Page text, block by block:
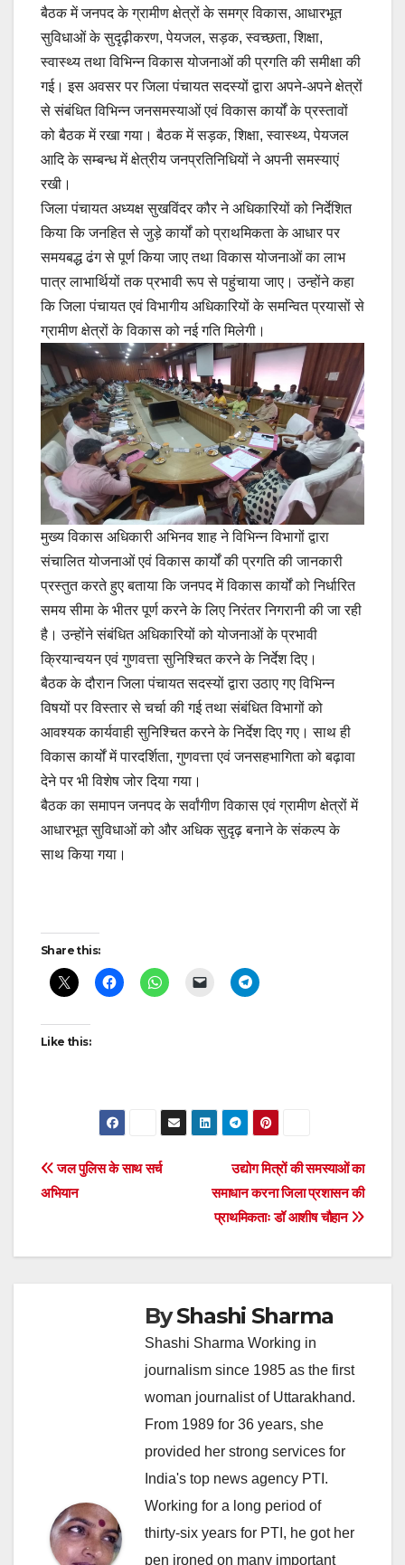
बैठक में जनपद के ग्रामीण क्षेत्रों के समग्र विकास, आधारभूत
सुविधाओं के सुदृढ़ीकरण, पेयजल, सड़क, स्वच्छता, शिक्षा,
स्वास्थ्य तथा विभिन्न विकास योजनाओं की प्रगति की समीक्षा की
गई। इस अवसर पर जिला पंचायत सदस्यों द्वारा अपने-अपने क्षेत्रों
से संबंधित विभिन्न जनसमस्याओं एवं विकास कार्यों के प्रस्तावों
को बैठक में रखा गया। बैठक में सड़क, शिक्षा, स्वास्थ्य, पेयजल
आदि के सम्बन्ध में क्षेत्रीय जनप्रतिनिधियों ने अपनी समस्याएं
रखी।
जिला पंचायत अध्यक्ष सुखविंदर कौर ने अधिकारियों को निर्देशित
किया कि जनहित से जुड़े कार्यों को प्राथमिकता के आधार पर
समयबद्ध ढंग से पूर्ण किया जाए तथा विकास योजनाओं का लाभ
पात्र लाभार्थियों तक प्रभावी रूप से पहुंचाया जाए। उन्होंने कहा
कि जिला पंचायत एवं विभागीय अधिकारियों के समन्वित प्रयासों से
ग्रामीण क्षेत्रों के विकास को नई गति मिलेगी।
मुख्य विकास अधिकारी अभिनव शाह ने विभिन्न विभागों द्वारा
संचालित योजनाओं एवं विकास कार्यों की प्रगति की जानकारी
प्रस्तुत करते हुए बताया कि जनपद में विकास कार्यों को निर्धारित
समय सीमा के भीतर पूर्ण करने के लिए निरंतर निगरानी की जा रही
है। उन्होंने संबंधित अधिकारियों को योजनाओं के प्रभावी
क्रियान्वयन एवं गुणवत्ता सुनिश्चित करने के निर्देश दिए।
बैठक के दौरान जिला पंचायत सदस्यों द्वारा उठाए गए विभिन्न
विषयों पर विस्तार से चर्चा की गई तथा संबंधित विभागों को
आवश्यक कार्यवाही सुनिश्चित करने के निर्देश दिए गए। साथ ही
विकास कार्यों में पारदर्शिता, गुणवत्ता एवं जनसहभागिता को बढ़ावा
देने पर भी विशेष जोर दिया गया।
बैठक का समापन जनपद के सर्वांगीण विकास एवं ग्रामीण क्षेत्रों में
आधारभूत सुविधाओं को और अधिक सुदृढ़ बनाने के संकल्प के
साथ किया गया।
Post
navigation
Share this:
Like this:
Post
उद्योग मित्रों की समस्याओं का
समाधान करना जिला प्रशासन की
प्राथमिकताः डॉ आशीष चौहान
जल पुलिस के साथ सर्च
अभियान
ByShashi Sharma
Shashi Sharma Working in
journalism since 1985 as the first
woman journalist of Uttarakhand.
From 1989 for 36 years, she
provided her strong services for
India's top news agency PTI.
Working for a long period of
thirty-six years for PTI, he got her
pen ironed on many important